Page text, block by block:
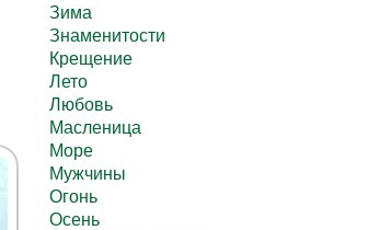
Зима
Знаменитости
Крещение
Лето
Любовь
Масленица
Море
Мужчины
Огонь
Осень